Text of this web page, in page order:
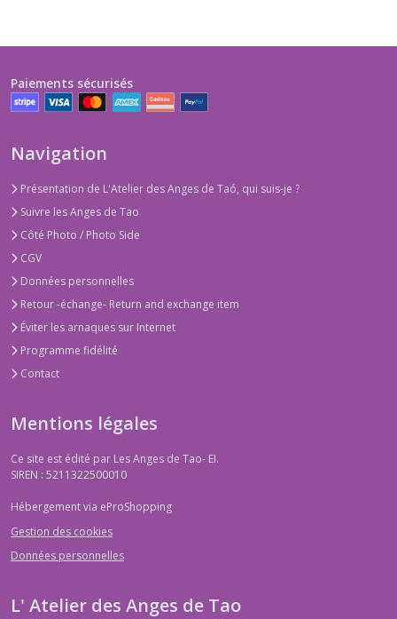
Paiements sécurisés
Navigation
Présentation de L'Atelier des Anges de Taó, qui suis-je ?
Suivre les Anges de Tao
Côté Photo / Photo Side
CGV
Données personnelles
Retour -échange- Return and exchange item
Éviter les arnaques sur Internet
Programme fidélité
Contact
Mentions légales
Ce site est édité par Les Anges de Tao- EI.
SIREN : 5211322500010
Hébergement via eProShopping
Gestion des cookies
Données personnelles
L' Atelier des Anges de Tao